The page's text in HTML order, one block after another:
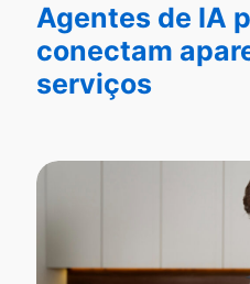
Agentes de IA
conectam
serviços